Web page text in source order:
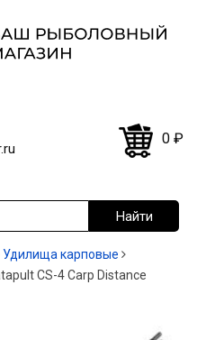
0 ₽
Удилища карповые
CS-4 Carp Distance